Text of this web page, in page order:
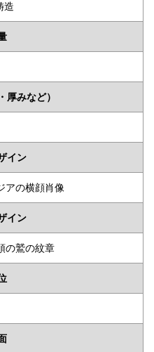
造
厚みなど）
イン
アの横顔肖像
イン
の鷲の紋章